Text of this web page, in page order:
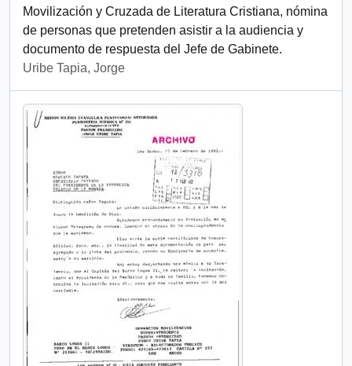
Movilización y Cruzada de Literatura Cristiana, nómina
de personas que pretenden asistir a la audiencia y
documento de respuesta del Jefe de Gabinete.
Uribe Tapia, Jorge